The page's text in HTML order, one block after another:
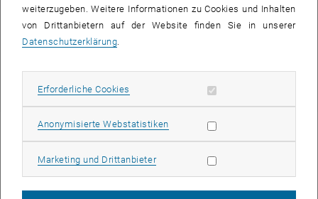
Der Chor ist rechtlich als gemeinnütziger Verein, der primär die
Förderung des Gesanges bezweckt, mit Sitz in Wien organisiert.
weiterzugeben. Weitere Informationen zu Cookies und Inhalten
von Drittanbietern auf der Website finden Sie in unserer
Datenschutzerklärung.
Erforderliche Cookies Erforderliche Cookies zulassen
Anonymisierte WebstatistikenStatistik Cookies zulassen
Marketing und DrittanbieterMarketing Cookies zulassen